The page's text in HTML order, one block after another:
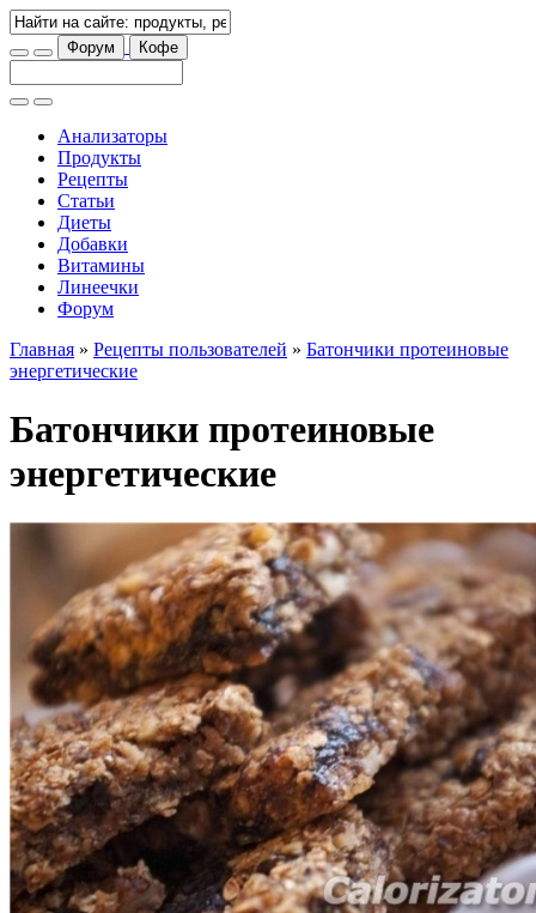
Форум Кофе
Анализаторы
Продукты
Рецепты
Статьи
Диеты
Добавки
Витамины
Линеечки
Форум
Главная » Рецепты пользователей » Батончики протеиновые
энергетические
Батончики протеиновые
энергетические